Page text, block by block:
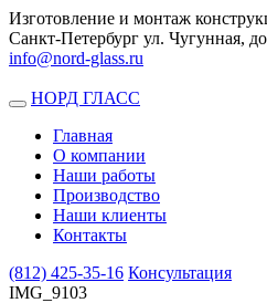
Изготовление и монтаж
Санкт-Петербург ул. Чугунная,
info@nord-glass.ru
Toggle
navigation
НОРД ГЛАСС
Главная
О компании
Наши работы
Производство
Наши клиенты
Контакты
(812) 425-35-16 Консультация
IMG_9103